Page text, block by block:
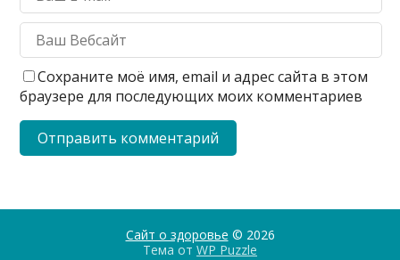
Сохраните моё имя, email и адрес сайта в этом
браузере для последующих моих комментариев
Сайт о здоровье © 2026
Тема от WP Puzzle